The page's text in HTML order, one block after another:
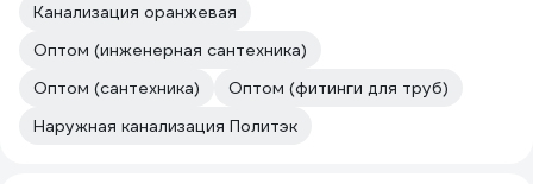
Канализация оранжевая
Оптом (инженерная сантехника)
Оптом (сантехника)
Оптом (фитинги для труб)
Наружная канализация Политэк